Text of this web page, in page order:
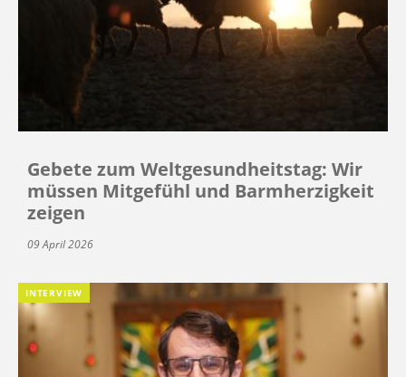
Gebete zum Weltgesundheitstag: Wir
müssen Mitgefühl und Barmherzigkeit
zeigen
09 April 2026
INTERVIEW